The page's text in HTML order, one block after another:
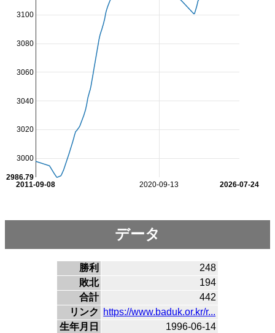
2020-09-13
2011-09-08 2026-07-24
3000
3020
3040
3060
3080
3100
2986.79
データ
勝利
248
敗北
194
合計
442
リンク
https://www.baduk.or.kr/r...
生年月日
1996-06-14